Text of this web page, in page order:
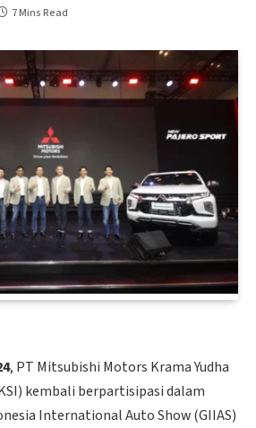
7 Mins Read
, PT Mitsubishi Motors Krama Yudha
kembali berpartisipasi dalam
International Auto Show (GIIAS)